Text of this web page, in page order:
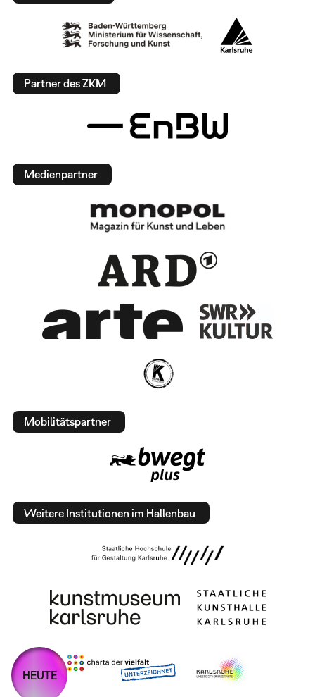
Partner des ZKM
Medienpartner
Mobilitätspartner
Weitere Institutionen im Hallenbau
HEUTE